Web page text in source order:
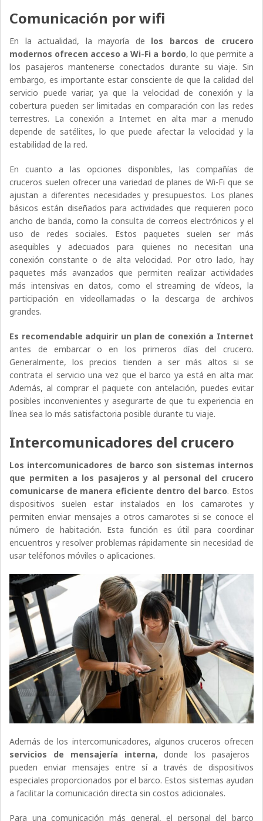
Comunicación por wifi
En la actualidad, la mayoría de los barcos de crucero
modernos ofrecen acceso a Wi-Fi a bordo, lo que permite a
los pasajeros mantenerse conectados durante su viaje. Sin
embargo, es importante estar consciente de que la calidad del
servicio puede variar, ya que la velocidad de conexión y la
cobertura pueden ser limitadas en comparación con las redes
terrestres. La conexión a Internet en alta mar a menudo
depende de satélites, lo que puede afectar la velocidad y la
estabilidad de la red.
En cuanto a las opciones disponibles, las compañías de
cruceros suelen ofrecer una variedad de planes de Wi-Fi que se
ajustan a diferentes necesidades y presupuestos. Los planes
básicos están diseñados para actividades que requieren poco
ancho de banda, como la consulta de correos electrónicos y el
uso de redes sociales. Estos paquetes suelen ser más
asequibles y adecuados para quienes no necesitan una
conexión constante o de alta velocidad. Por otro lado, hay
paquetes más avanzados que permiten realizar actividades
más intensivas en datos, como el streaming de vídeos, la
participación en videollamadas o la descarga de archivos
grandes.
Es recomendable adquirir un plan de conexión a Internet
antes de embarcar o en los primeros días del crucero.
Generalmente, los precios tienden a ser más altos si se
contrata el servicio una vez que el barco ya está en alta mar.
Además, al comprar el paquete con antelación, puedes evitar
posibles inconvenientes y asegurarte de que tu experiencia en
línea sea lo más satisfactoria posible durante tu viaje.
Intercomunicadores del crucero
Los intercomunicadores de barco son sistemas internos
que permiten a los pasajeros y al personal del crucero
comunicarse de manera eficiente dentro del barco. Estos
dispositivos suelen estar instalados en los camarotes y
permiten enviar mensajes a otros camarotes si se conoce el
número de habitación. Esta función es útil para coordinar
encuentros y resolver problemas rápidamente sin necesidad de
usar teléfonos móviles o aplicaciones.
Además de los intercomunicadores, algunos cruceros ofrecen
servicios de mensajería interna, donde los pasajeros
pueden enviar mensajes entre sí a través de dispositivos
especiales proporcionados por el barco. Estos sistemas ayudan
a facilitar la comunicación directa sin costos adicionales.
Para una comunicación más general, el personal del barco